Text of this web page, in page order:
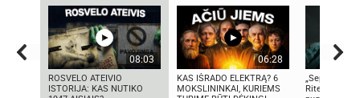
08:03
ROSVELO ATEIVIO
ISTORIJA: KAS NUTIKO
06:28
KAS IŠRADO ELEKTRĄ? 6
MOKSLININKAI, KURIEMS
„Septynių
Riteris" – kai